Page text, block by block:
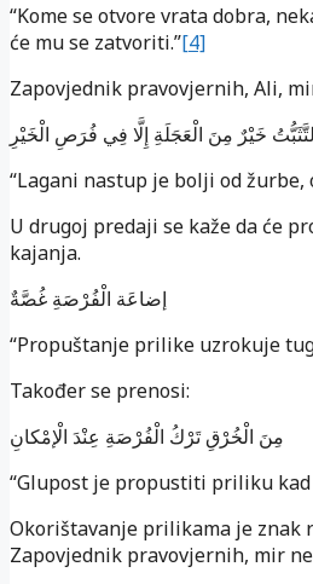
“Kome se otvore vrata dobra,
će mu se zatvoriti.”[4]
Zapovjednik pravovjernih, Ali,
خَيْرٌ مِنَ الْعَجَلَةِ إِلَّا فِي فُرَصِ الْخَيْرِ
“Lagani nastup je bolji od
U drugoj predaji se kaže da će
kajanja.
إضاعَة الْفُرْصَةِ غُصَّةٌ
“Propuštanje prilike uzrokuje
Također se prenosi:
مِنَ الْخُرْقِ تَرْكُ الْفُرْصَةِ عِنْدَ الْإمْكانِ
“Glupost je propustiti priliku
Okorištavanje prilikama je znak
Zapovjednik pravovjernih, mir